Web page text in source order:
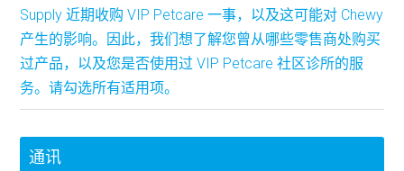
Supply 近期收购 VIP Petcare 一事，以及这可能对 Chewy
产生的影响。因此，我们想了解您曾从哪些零售商处购买
过产品，以及您是否使用过 VIP Petcare 社区诊所的服
务。请勾选所有适用项。
通讯